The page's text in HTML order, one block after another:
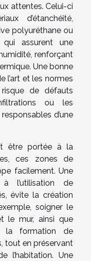
attentes. Celui-ci
d’étanchéité,
polyuréthane ou
qui assurent une
renforçant
Une bonne
l’art et les normes
de défauts
ou les
d’une
être portée à la
ces zones de
facilement. Une
l’utilisation de
évite la création
soigner le
le mur, ainsi que
la formation de
tout en préservant
l’habitation. Une